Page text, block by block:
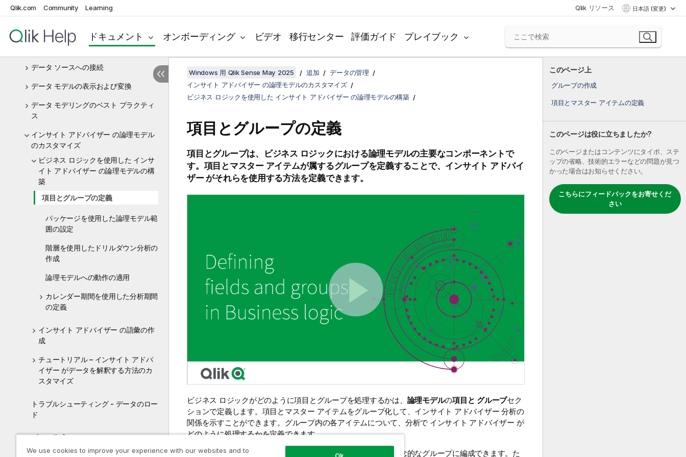
Qlik.com Community Learning Qlik リソース 日本語 (変更)
ドキュメント オンボーディング ビデオ 移行センター 評価ガイド プレイブック
On-demand アプリによるビッグ デー
タの管理
ダイナミック ビューによるデータの管
データ ソースへの接続
データ モデルの表示および変換
データ モデリングのベスト プラクティ
ス
インサイト アドバイザー の論理モデル
のカスタマイズ
ビジネス ロジックを使用した インサ
イト アドバイザー の論理モデルの構
築
項目とグループの定義
パッケージを使用した論理モデル範
囲の設定
階層を使用したドリルダウン分析の
作成
論理モデルへの動作の適用
カレンダー期間を使用した分析期間
の定義
インサイト アドバイザー の語彙の作
成
チュートリアル – インサイト アドバ
イザー がデータを解釈する方法のカ
スタマイズ
トラブルシューティング - データのロー
ド
アプリの作成
このページ上
グループの作成
項目とマスター アイテムの定義
このページは役に立ちましたか?
このページまたはコンテンツにタイポ、ステ
ップの省略、技術的エラーなどの問題が見つ
かった場合はお知らせください。
こちらにフィードバックをお寄せくだ
さい
Windows 用 Qlik Sense May 2025 追加
データの管理
インサイト アドバイザー の論理モデルのカスタマイズ
ビジネス ロジックを使用した インサイト アドバイザー の論理モデルの構築
項目とグループの定義
項目とグループは、ビジネス ロジックにおける論理モデルの主要なコンポーネントで
す。項目とマスター アイテムが属するグループを定義することで、インサイト アドバイ
ザー がそれらを使用する方法を定義できます。
ビジネス ロジックがどのように項目とグループを処理するかは、 論理モデルの項目と グループセク
ションで定義します。項目とマスター アイテムをグループ化して、 インサイト アドバイザー 分析の
関係を示すことができます。グループ内の各アイテムについて、分析で インサイト アドバイザー が
どのように処理するかを定義できます。
グループを使用すると、項目とマスター アイテムを関連する概念的なグループに編成できます。た
We use cookies to improve your experience with our websites and to